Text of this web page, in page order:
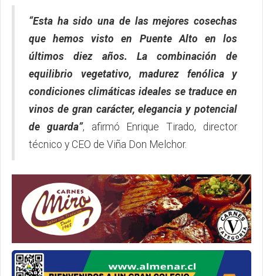
“Esta ha sido una de las mejores cosechas
que hemos visto en Puente Alto en los
últimos diez años. La combinación de
equilibrio vegetativo, madurez fenólica y
condiciones climáticas ideales se traduce en
vinos de gran carácter, elegancia y potencial
de guarda”, afirmó Enrique Tirado, director
técnico y CEO de Viña Don Melchor.